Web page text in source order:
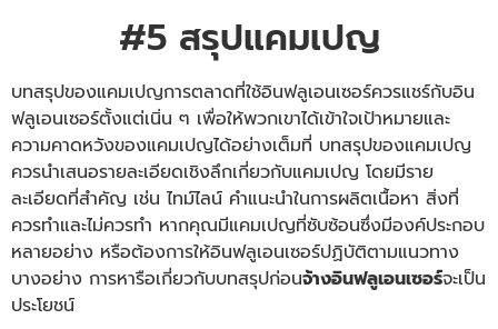
#5 สรุปแคมเปญ
บทสรุปของแคมเปญการตลาดที่ใช้อินฟลูเอนเซอร์ควรแชร์กับอิน
ฟลูเอนเซอร์ตั้งแต่เนิ่น ๆ เพื่อให้พวกเขาได้เข้าใจเป้าหมายและ
ความคาดหวังของแคมเปญได้อย่างเต็มที่ บทสรุปของแคมเปญ
ควรนำเสนอรายละเอียดเชิงลึกเกี่ยวกับแคมเปญ โดยมีราย
ละเอียดที่สำคัญ เช่น ไทม์ไลน์ คำแนะนำในการผลิตเนื้อหา สิ่งที่
ควรทำและไม่ควรทำ หากคุณมีแคมเปญที่ซับซ้อนซึ่งมีองค์ประกอบ
หลายอย่าง หรือต้องการให้อินฟลูเอนเซอร์ปฏิบัติตามแนวทาง
บางอย่าง การหารือเกี่ยวกับบทสรุปก่อนจ้างอินฟลูเอนเซอร์จะเป็น
ประโยชน์